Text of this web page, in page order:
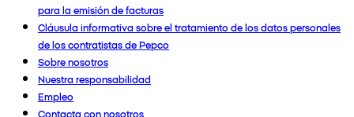
para la emisión de facturas
Cláusula informativa sobre el tratamiento de los datos personales
de los contratistas de Pepco
Sobre nosotros
Nuestra responsabilidad
Empleo
Contacta con nosotros